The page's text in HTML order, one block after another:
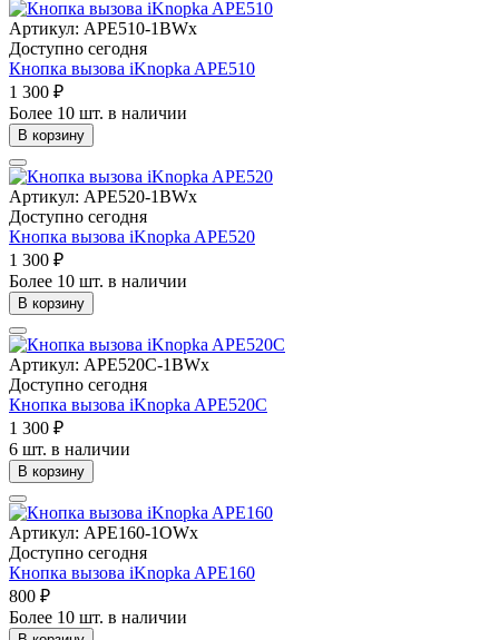
Артикул: APE510-1BWx
Доступно сегодня
Кнопка вызова iKnopka APE510
1 300 ₽
Более 10 шт. в наличии
В корзину
Артикул: APE520-1BWx
Доступно сегодня
Кнопка вызова iKnopka APE520
1 300 ₽
Более 10 шт. в наличии
В корзину
Артикул: APE520C-1BWx
Доступно сегодня
Кнопка вызова iKnopka APE520C
1 300 ₽
6 шт. в наличии
В корзину
Артикул: APE160-1OWx
Доступно сегодня
Кнопка вызова iKnopka APE160
800 ₽
Более 10 шт. в наличии